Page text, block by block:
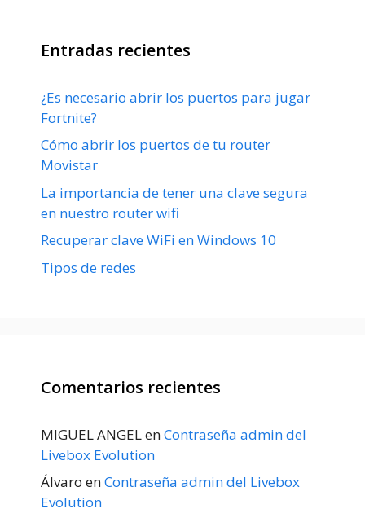
Entradas recientes
¿Es necesario abrir los puertos para jugar
Fortnite?
Cómo abrir los puertos de tu router
Movistar
La importancia de tener una clave segura
en nuestro router wifi
Recuperar clave WiFi en Windows 10
Tipos de redes
Comentarios recientes
MIGUEL ANGELenContraseña admin del
Livebox Evolution
Álvaro enContraseña admin del Livebox
Evolution